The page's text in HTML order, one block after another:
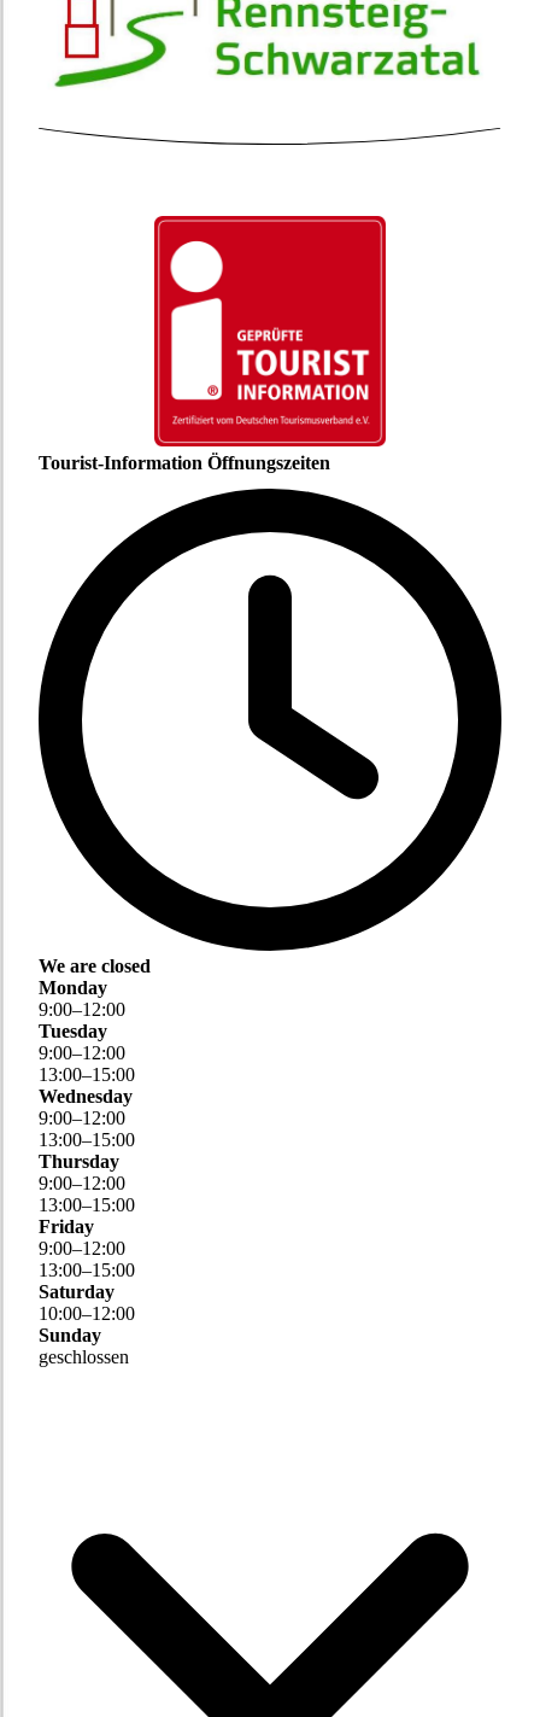
Tourist-Information Öffnungszeiten
We are closed
Monday
9:00–12:00
Tuesday
9:00–12:00
13:00–15:00
Wednesday
9:00–12:00
13:00–15:00
Thursday
9:00–12:00
13:00–15:00
Friday
9:00–12:00
13:00–15:00
Saturday
10:00–12:00
Sunday
geschlossen